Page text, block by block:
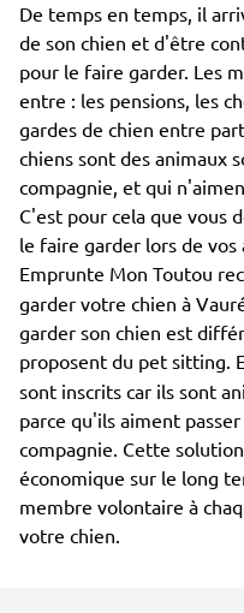
De temps en temps, il
de son chien et d'être
pour le faire garder. Les
entre : les pensions, les
gardes de chien entre
chiens sont des animaux
compagnie, et qui
C'est pour cela que vous
le faire garder lors de vos
Emprunte Mon Toutou
garder votre chien à
garder son chien est
proposent du pet sitting.
sont inscrits car ils sont
parce qu'ils aiment
compagnie. Cette
économique sur le long
membre volontaire à
votre chien.